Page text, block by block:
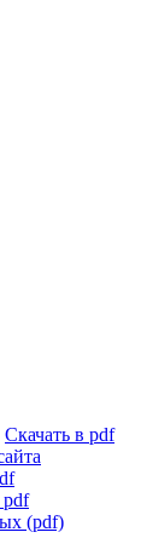
Скачать в pdf
pdf
(pdf)